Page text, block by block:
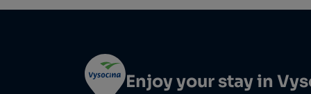
Enjoy your stay in